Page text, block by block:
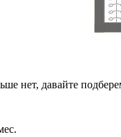
нет, давайте
.